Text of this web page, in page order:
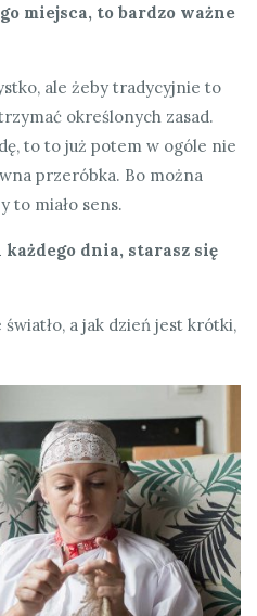
miejsca, to bardzo ważne
ale żeby tradycyjnie to
określonych zasad.
to to już potem w ogóle nie
przeróbka. Bo można
to miało sens.
dnia, starasz się
a jak dzień jest krótki,